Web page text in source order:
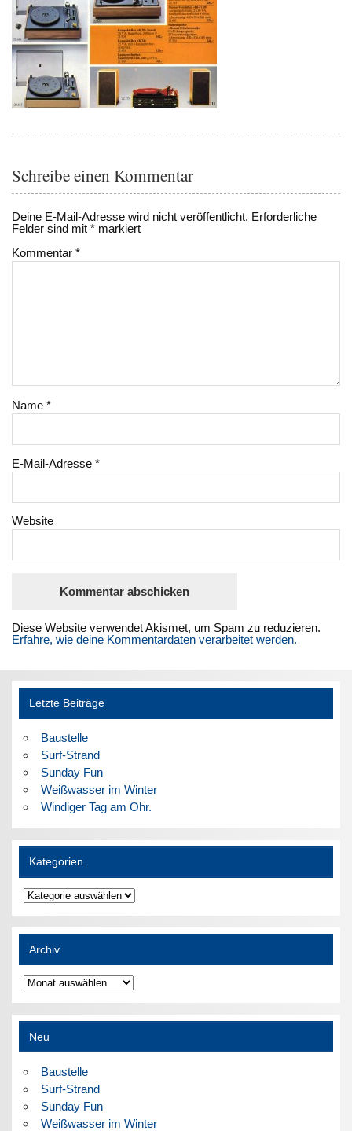
Schreibe einen Kommentar
Deine E-Mail-Adresse wird nicht veröffentlicht. Erforderliche
Felder sind mit* markiert
Kommentar*
Name*
E-Mail-Adresse*
Website
Diese Website verwendet Akismet, um Spam zu reduzieren.
Erfahre, wie deine Kommentardaten verarbeitet werden.
Letzte Beiträge
Baustelle
Surf-Strand
Sunday Fun
Weißwasser im Winter
Windiger Tag am Ohr.
Kategorien
Kategorien
Archiv
Archiv
Neu
Baustelle
Surf-Strand
Sunday Fun
Weißwasser im Winter